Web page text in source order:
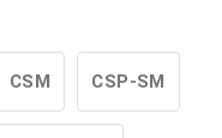
CSM CSP-SM